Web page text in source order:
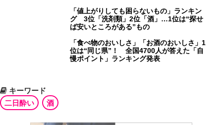
「値上がりしても困らないもの」ランキン
グ 3位「洗剤類」2位「酒」…1位は“探せ
ば安いところがある”もの
「食べ物のおいしさ」「お酒のおいしさ」1
位は“同じ県”！ 全国4700人が答えた「自
慢ポイント」ランキング発表
キーワード
二日酔い
酒